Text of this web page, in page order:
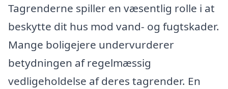
Tagrenderne spiller en væsentlig rolle i at
beskytte dit hus mod vand- og fugtskader.
Mange boligejere undervurderer
betydningen af regelmæssig
vedligeholdelse af deres tagrender. En